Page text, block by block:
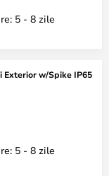
5 - 8 zile
Exterior w/Spike IP65
5 - 8 zile